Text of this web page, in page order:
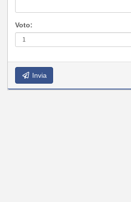
Voto:
Invia